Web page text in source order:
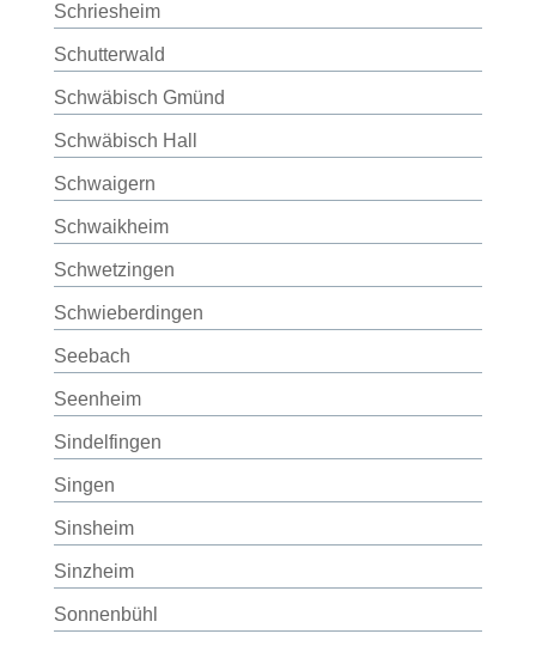
Schriesheim
Schutterwald
Schwäbisch Gmünd
Schwäbisch Hall
Schwaigern
Schwaikheim
Schwetzingen
Schwieberdingen
Seebach
Seenheim
Sindelfingen
Singen
Sinsheim
Sinzheim
Sonnenbühl